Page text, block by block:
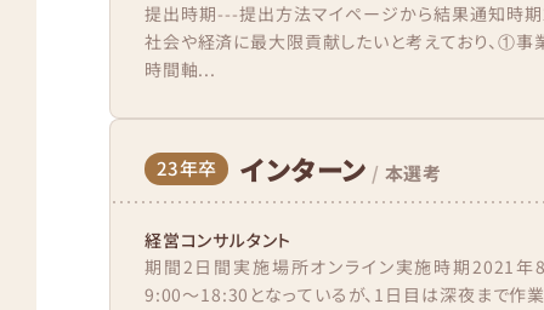
提出時期---提出方法マイページから結果通知時
社会や経済に最大限貢献したいと考えており、①
時間軸...
23年卒 インターン / 本選考
経営コンサルタント
期間2日間実施場所オンライン実施時期2021
9:00〜18:30となっているが、1日目は深夜まで作